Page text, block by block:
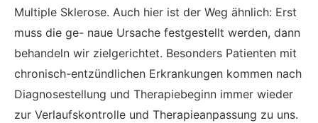
Multiple Sklerose. Auch hier ist der Weg ähnlich: Erst
muss die ge- naue Ursache festgestellt werden, dann
behandeln wir zielgerichtet. Besonders Patienten mit
chronisch-entzündlichen Erkrankungen kommen nach
Diagnosestellung und Therapiebeginn immer wieder
zur Verlaufskontrolle und Therapieanpassung zu uns.